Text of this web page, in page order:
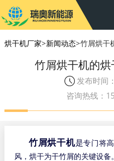
烘干机厂家>新闻动态>竹屑烘干
竹屑烘干机的烘
发布时间
咨询热线：
竹屑烘干机是专门将
风，烘干为干竹屑的关键设